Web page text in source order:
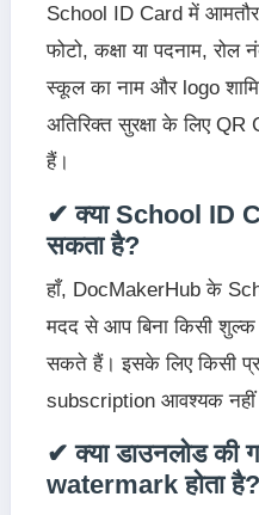
School ID Card में आमतौर
फोटो, कक्षा या पदनाम,
स्कूल का नाम और logo
अतिरिक्त सुरक्षा के लिए
हैं।
✔ क्या School ID
सकता है?
हाँ, DocMakerHub के
मदद से आप बिना किसी
सकते हैं। इसके लिए किसी
subscription आवश्यक नहीं
✔ क्या डाउनलोड की
watermark होता है?